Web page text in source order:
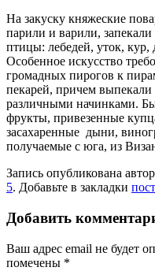
На закуску княжеские
парили и варили,
птицы: лебедей, уток, кур,
Особенное искусство
громадных пирогов к
пекарей, причем
различными начинками.
фрукты, привезенные
засахаренные дыни,
получаемые с юга, из
Запись опубликована
5. Добавьте в закладки
Добавить
Ваш адрес email не будет
помечены *